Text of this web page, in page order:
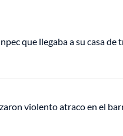
que llegaba a su casa de
violento atraco en el